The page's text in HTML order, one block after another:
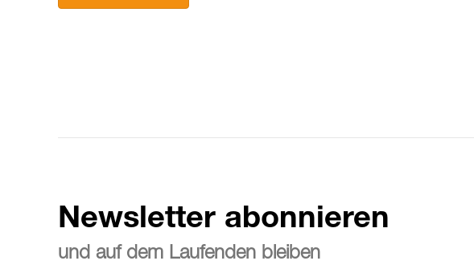
Newsletter abonnieren
und auf dem Laufenden bleiben